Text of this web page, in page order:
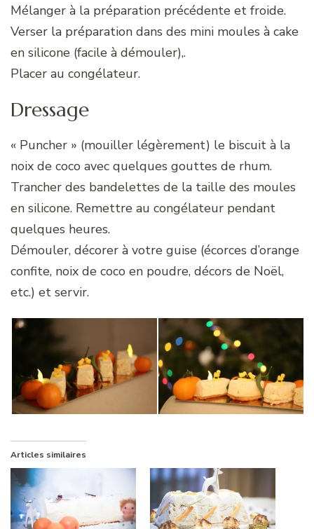
Mélanger à la préparation précédente et froide.
Verser la préparation dans des mini moules à cake
en silicone (facile à démouler),.
Placer au congélateur.
Dressage
« Puncher » (mouiller légèrement) le biscuit à la
noix de coco avec quelques gouttes de rhum.
Trancher des bandelettes de la taille des moules
en silicone. Remettre au congélateur pendant
quelques heures.
Démouler, décorer à votre guise (écorces d’orange
confite, noix de coco en poudre, décors de Noël,
etc.) et servir.
Articles similaires